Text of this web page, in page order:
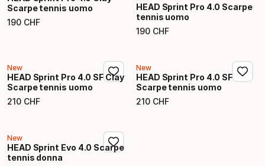
Scarpe tennis uomo
190 CHF
Prezzo finale
HEAD Sprint Pro 4.0 Scarpe
tennis uomo
190 CHF
Prezzo finale
New
HEAD Sprint Pro 4.0 SF Clay
Scarpe tennis uomo
210 CHF
Prezzo finale
New
HEAD Sprint Pro 4.0 SF
Scarpe tennis uomo
210 CHF
Prezzo finale
New
HEAD Sprint Evo 4.0 Scarpe
tennis donna